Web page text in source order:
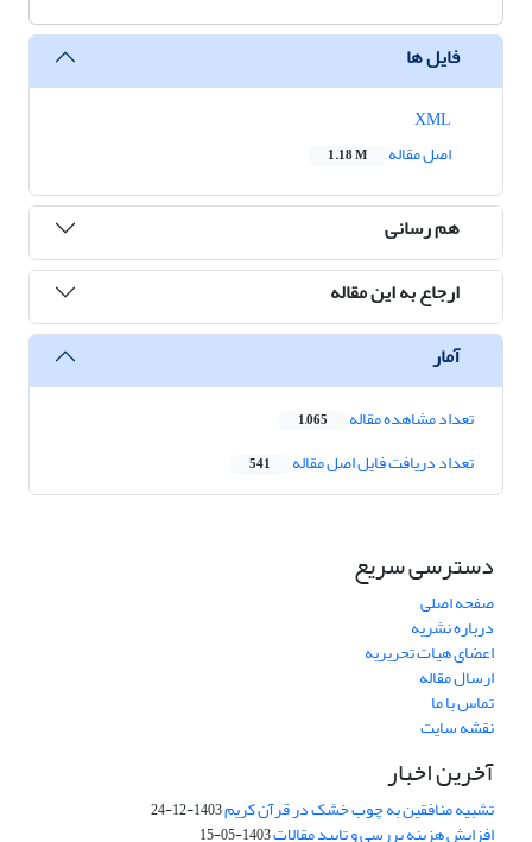
فایل ها
اصل مقاله
1.18 M
هم رسانی
ارجاع به این مقاله
آمار
تعداد مشاهده مقاله 1,065
تعداد دریافت فایل اصل مقاله 541
دسترسی سریع
صفحه اصلی
درباره نشریه
اعضای هیات تحریریه
ارسال مقاله
تماس با ما
نقشه سایت
آخرین اخبار
تشبیه منافقین به چوب خشک در قرآن کریم1403-12-24
افزایش هزینه بررسی و تایید مقالات1403-05-15